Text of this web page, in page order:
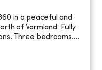
in a peaceful and
of Varmland. Fully
Three bedrooms....